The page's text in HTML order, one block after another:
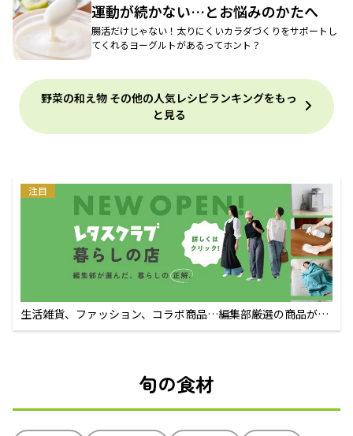
運動が続かない…とお悩みのかたへ
腸活だけじゃない！太りにくいカラダづくりをサポートし
てくれるヨーグルトがあるってホント？
野菜の和え物 その他の人気レシピランキングをもっ
と見る
注目
生活雑貨、ファッション、コラボ商品…編集部厳選の商品が買
えるECサイト
旬の食材